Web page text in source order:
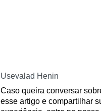
Usevalad Henin
Caso queira conversar
esse artigo e compartilhar